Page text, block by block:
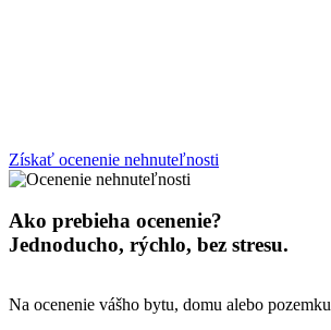
Získať ocenenie nehnuteľnosti
Ako prebieha ocenenie?
Jednoducho, rýchlo, bez stresu.
Na ocenenie vášho bytu, domu alebo